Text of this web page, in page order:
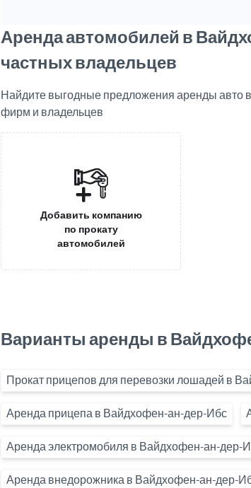
Аренда автомобилей в
частных владельцев
Найдите выгодные предложения аренды
фирм и владельцев
Добавить компанию
по прокату
автомобилей
Варианты аренды в
Прокат прицепов для перевозки лошадей в
Аренда прицепа в Вайдхофен-ан-дер-Ибс
Аренда электромобиля в Вайдхофен-ан-дер-
Аренда внедорожника в Вайдхофен-ан-дер-